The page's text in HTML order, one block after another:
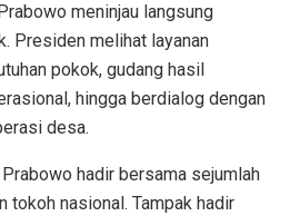
meninjau langsung
Presiden melihat layanan
pokok, gudang hasil
hingga berdialog dengan
desa.
hadir bersama sejumlah
tokoh nasional. Tampak hadir